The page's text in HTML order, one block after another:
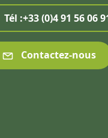
Tél :+33 (0)4 91 56 06
Contactez-nous